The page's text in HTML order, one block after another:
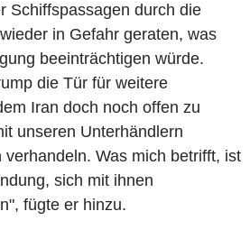
Schiffspassagen durch die
in Gefahr geraten, was
beeinträchtigen würde.
die Tür für weitere
Iran doch noch offen zu
unseren Unterhändlern
Was mich betrifft, ist
sich mit ihnen
fügte er hinzu.